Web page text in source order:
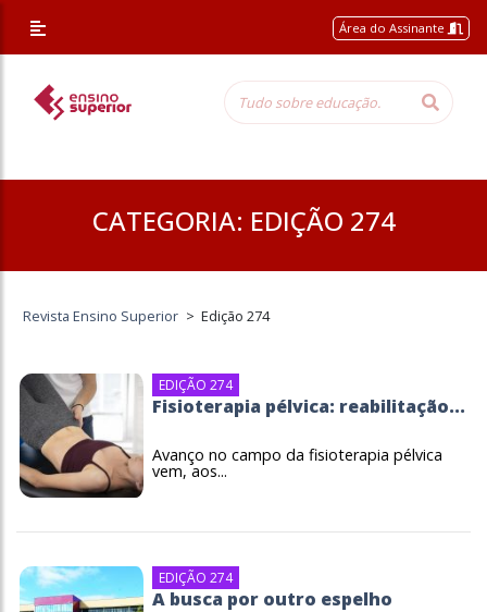
/* Altera a margem superior apenas nessa página */
Área do Assinante
CATEGORIA: EDIÇÃO 274
Revista Ensino Superior > Edição 274
EDIÇÃO 274
Fisioterapia pélvica: reabilitação...
Avanço no campo da fisioterapia pélvica
vem, aos...
EDIÇÃO 274
A busca por outro espelho